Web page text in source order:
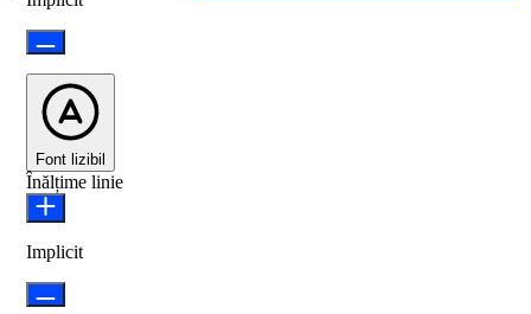
Font lizibil
Înălțime linie
Implicit